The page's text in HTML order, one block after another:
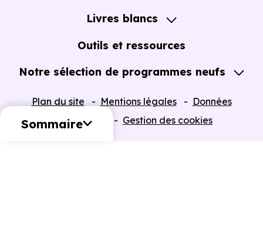
Sommaire
Livres blancs
Guide de l'Achat immobilier neuf en VEFA
Outils et ressources
Notre sélection de programmes neufs
Programmes neufs Dispositif Jeanbrun
Plan du site Mentions légales
Données
personnelles
Gestion des cookies